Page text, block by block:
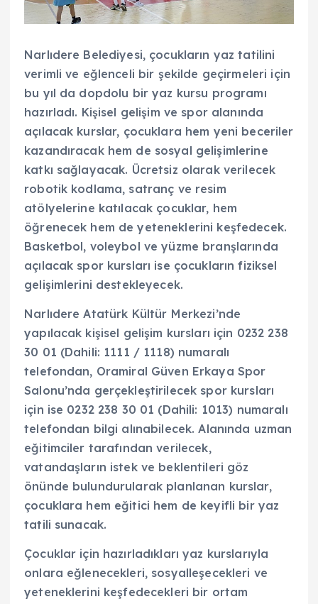
Narlıdere Belediyesi, çocukların yaz tatilini
verimli ve eğlenceli bir şekilde geçirmeleri için
bu yıl da dopdolu bir yaz kursu programı
hazırladı. Kişisel gelişim ve spor alanında
açılacak kurslar, çocuklara hem yeni beceriler
kazandıracak hem de sosyal gelişimlerine
katkı sağlayacak. Ücretsiz olarak verilecek
robotik kodlama, satranç ve resim
atölyelerine katılacak çocuklar, hem
öğrenecek hem de yeteneklerini keşfedecek.
Basketbol, voleybol ve yüzme branşlarında
açılacak spor kursları ise çocukların fiziksel
gelişimlerini destekleyecek.
Narlıdere Atatürk Kültür Merkezi’nde
yapılacak kişisel gelişim kursları için 0232 238
30 01 (Dahili: 1111 / 1118) numaralı
telefondan, Oramiral Güven Erkaya Spor
Salonu’nda gerçekleştirilecek spor kursları
için ise 0232 238 30 01 (Dahili: 1013) numaralı
telefondan bilgi alınabilecek. Alanında uzman
eğitimciler tarafından verilecek,
vatandaşların istek ve beklentileri göz
önünde bulundurularak planlanan kurslar,
çocuklara hem eğitici hem de keyifli bir yaz
tatili sunacak.
Çocuklar için hazırladıkları yaz kurslarıyla
onlara eğlenecekleri, sosyalleşecekleri ve
yeteneklerini keşfedecekleri bir ortam